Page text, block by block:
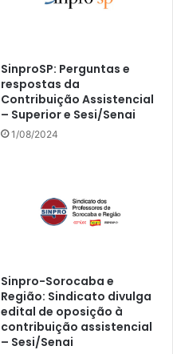
SinproSP: Perguntas e
respostas da
Contribuição Assistencial
– Superior e Sesi/Senai
1/08/2024
Sinpro-Sorocaba e
Região: Sindicato divulga
edital de oposição à
contribuição assistencial
– Sesi/Senai